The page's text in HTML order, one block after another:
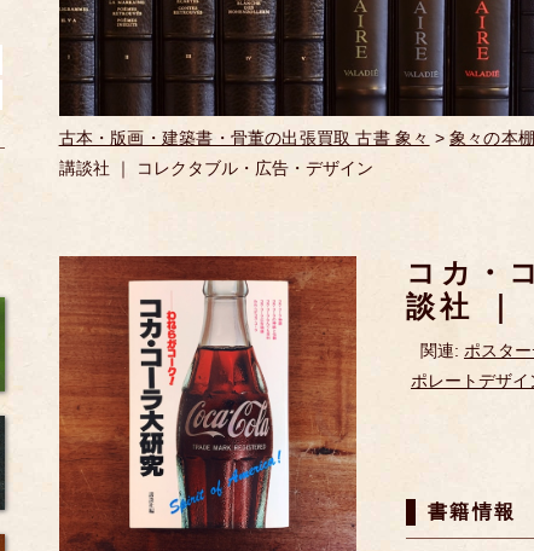
古本・版画・建築書・骨董の出張買取 古書 象々 > 象々の本棚
講談社 ｜ コレクタブル・広告・デザイン
コカ・
談社 ｜
関連: ポスタ
ポレートデザイ
書籍情報